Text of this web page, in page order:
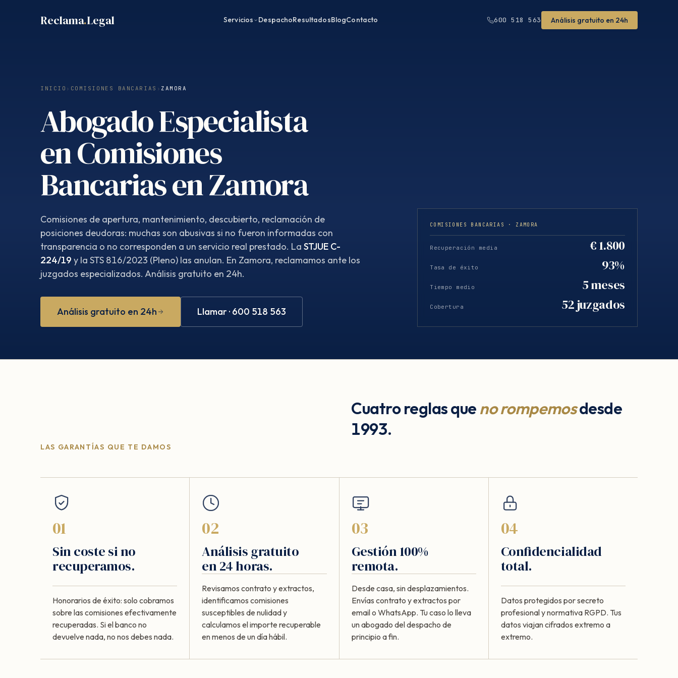
Reclama.Legal Servicios DespachoResultadosBlogContacto 600 518 563 Análisis gratuito en 24h
INICIO › COMISIONES BANCARIAS › ZAMORA
Abogado Especialista
en Comisiones
Bancarias en Zamora
Comisiones de apertura, mantenimiento, descubierto, reclamación de
posiciones deudoras: muchas son abusivas si no fueron informadas con
transparencia o no corresponden a un servicio real prestado. La STJUE C-
224/19 y la STS 816/2023 (Pleno) las anulan. En Zamora, reclamamos ante los
juzgados especializados. Análisis gratuito en 24h.
Análisis gratuito en 24h Llamar · 600 518 563
COMISIONES BANCARIAS · ZAMORA
Recuperación media € 1.800
Tasa de éxito 93%
Tiempo medio 5 meses
Cobertura 52 juzgados
LAS GARANTÍAS QUE TE DAMOS
Cuatro reglas que no rompemosdesde
1993.
01
Sin coste si no
recuperamos.
Honorarios de éxito: solo cobramos
sobre las comisiones efectivamente
recuperadas. Si el banco no
devuelve nada, no nos debes nada.
02
Análisis gratuito
en 24 horas.
Revisamos contrato y extractos,
identificamos comisiones
susceptibles de nulidad y
calculamos el importe recuperable
en menos de un día hábil.
03
Gestión 100%
remota.
Desde casa, sin desplazamientos.
Envías contrato y extractos por
email o WhatsApp. Tu caso lo lleva
un abogado del despacho de
principio a fin.
04
Confidencialidad
total.
Datos protegidos por secreto
profesional y normativa RGPD. Tus
datos viajan cifrados extremo a
extremo.